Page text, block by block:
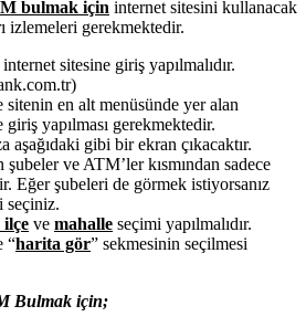
bulmak için internet sitesini kullanacak
izlemeleri gerekmektedir.
sitesine giriş yapılmalıdır.
en alt menüsünde yer alan
giriş yapılması gerekmektedir.
aşağıdaki gibi bir ekran çıkacaktır.
ve ATM’ler kısmından sadece
Eğer şubeleri de görmek istiyorsanız
seçiniz.
ilçe ve mahalle seçimi yapılmalıdır.
“harita gör” sekmesinin seçilmesi
Bulmak için;